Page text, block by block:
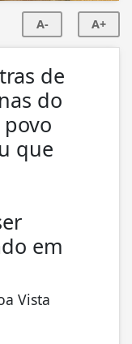
A- A+
de
do
que
em
Vista